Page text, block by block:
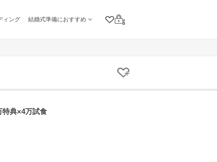
ィング 結婚式準備におすすめ
クリップリスト
ログイン
クリップする
典×4万試食